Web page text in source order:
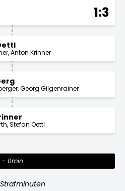
1:3
Anton Krinner
Georg Gilgenrainer
Stefan Oettl
0min